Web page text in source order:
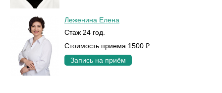
Леженина Елена
Стаж 24 год.
Стоимость приема 1500 ₽
Запись на приём